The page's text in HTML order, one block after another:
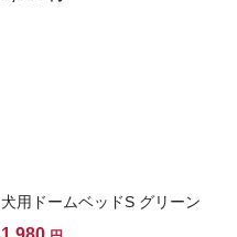
犬用ドームベッドS グリーン